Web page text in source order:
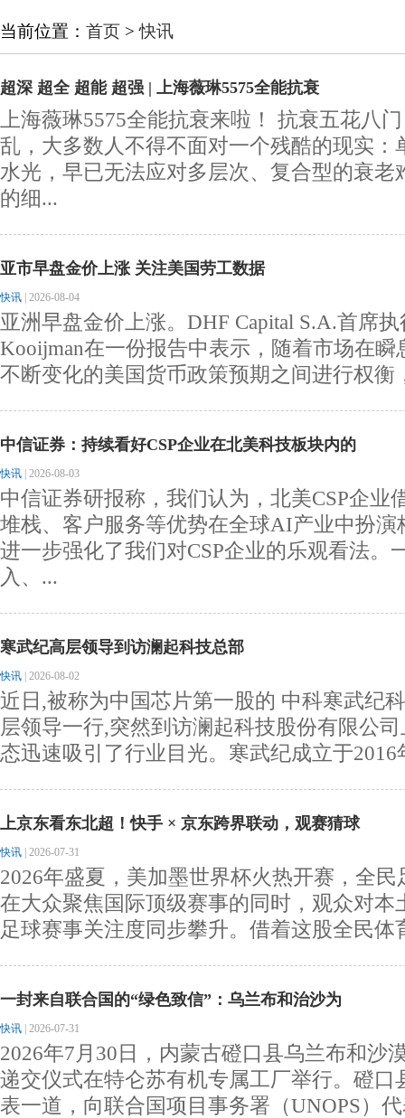
当前位置： 首页 >快讯
超深 超全 超能 超强 | 上海薇琳5575全能抗衰
上海薇琳5575全能抗衰来啦！ 抗衰五花八
乱，大多数人不得不面对一个残酷的现实：
水光，早已无法应对多层次、复合型的衰老
的细...
亚市早盘金价上涨 关注美国劳工数据
快讯 2026-08-04
亚洲早盘金价上涨。DHF Capital S.A.首席
Kooijman在一份报告中表示，随着市场在
不断变化的美国货币政策预期之间进行权衡
中信证券：持续看好CSP企业在北美科技板块内的
快讯 2026-08-03
中信证券研报称，我们认为，北美CSP企业
堆栈、客户服务等优势在全球AI产业中扮演
进一步强化了我们对CSP企业的乐观看法。
入、...
寒武纪高层领导到访澜起科技总部
快讯 2026-08-02
近日,被称为中国芯片第一股的 中科寒武纪
层领导一行,突然到访澜起科技股份有限公
态迅速吸引了行业目光。寒武纪成立于2016
上京东看东北超！快手 × 京东跨界联动，观赛猜球
快讯 2026-07-31
2026年盛夏，美加墨世界杯火热开赛，全
在大众聚焦国际顶级赛事的同时，观众对本
足球赛事关注度同步攀升。借着这股全民体
一封来自联合国的“绿色致信”：乌兰布和治沙为
快讯 2026-07-31
2026年7月30日，内蒙古磴口县乌兰布和沙
递交仪式在特仑苏有机专属工厂举行。磴口
表一道，向联合国项目事务署（UNOPS）